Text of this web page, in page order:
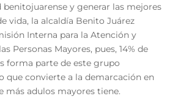
y generar las mejores
vida, la alcaldía Benito Juárez
Interna para la Atención y
Personas Mayores, pues, 14% de
forma parte de este grupo
que convierte a la demarcación en
más adulos mayores tiene.